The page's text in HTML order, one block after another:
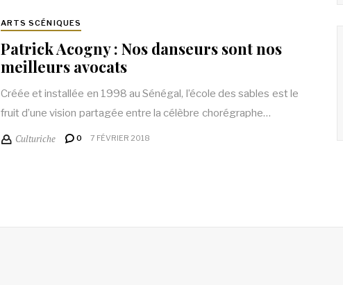
ARTS SCÉNIQUES
Patrick Acogny : Nos danseurs sont nos
meilleurs avocats
Créée et installée en 1998 au Sénégal, l’école des sables est le
fruit d’une vision partagée entre la célèbre chorégraphe…
Culturiche 0 7 FÉVRIER 2018